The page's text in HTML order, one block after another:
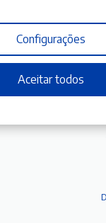
reclusa em
Configurações
Aceitar todos